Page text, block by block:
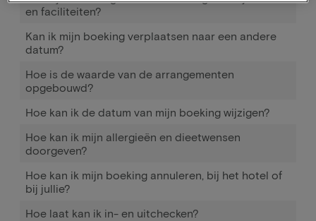
en faciliteiten?
Kan ik mijn boeking verplaatsen naar een andere
datum?
Hoe is de waarde van de arrangementen
opgebouwd?
Hoe kan ik de datum van mijn boeking wijzigen?
Hoe kan ik mijn allergieën en dieetwensen
doorgeven?
Hoe kan ik mijn boeking annuleren, bij het hotel of
bij jullie?
Hoe laat kan ik in- en uitchecken?